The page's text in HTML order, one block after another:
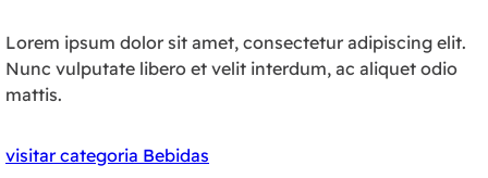
Lorem ipsum dolor sit amet, consectetur adipiscing elit.
Nunc vulputate libero et velit interdum, ac aliquet odio
mattis.
visitar categoria Bebidas